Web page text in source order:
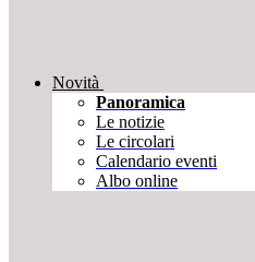
Novità
Panoramica
Le notizie
Le circolari
Calendario eventi
Albo online